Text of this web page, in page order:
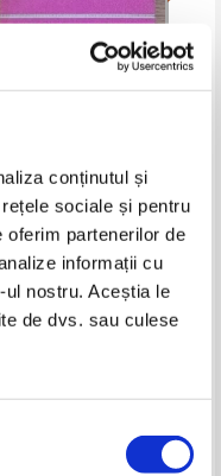
conținutul și
sociale și pentru
oferim partenerilor de
informații cu
nostru. Aceștia le
de dvs. sau culese
Quasimodo - Versuri
Cele mai frumoase
poezii)
Pret:11,00Lei 4,40 Lei
în coș